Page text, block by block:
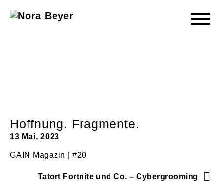
Hoffnung. Fragmente.
13 Mai, 2023
GAIN Magazin | #20
Tatort Fortnite und Co. – Cybergrooming